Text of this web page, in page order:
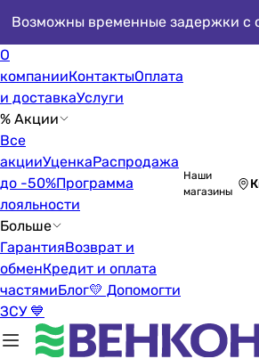
Возможны временные задержки с
О
компанииКонтактыОплата
и доставкаУслуги
% Акции
Все
акцииУценкаРаспродажа
до -50%Программа
лояльности
Больше
ГарантияВозврат и
обменКредит и оплата
частямиБлог💛 Допомогти
ЗСУ 💙
Наши
магазины